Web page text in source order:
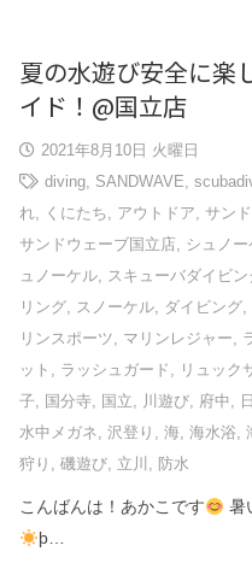
夏の水遊び安全に楽
イド！@国立店
2021年8月10日 火曜日
diving
SANDWAVE ,
れ
くにたち アウトドア サン
サンドウェーブ国立店
シュノ
ュノーケル
スキューバダイビン
リング
スノーケル ダイビング
リンスポーツ
マリンレジャー
ット
ラッシュガード リュック
子
国分寺 国立 川遊び 府中
水中メガネ ,沢登り ,海 ,海水浴 ,
狩り
,磯遊び 立川 防水
こんばんは！あかこです
暑
þ…